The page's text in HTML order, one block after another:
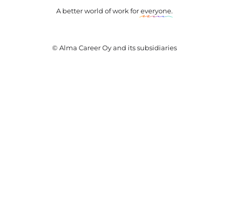
A better world of work foreveryone.
© Alma Career Oy and its subsidiaries